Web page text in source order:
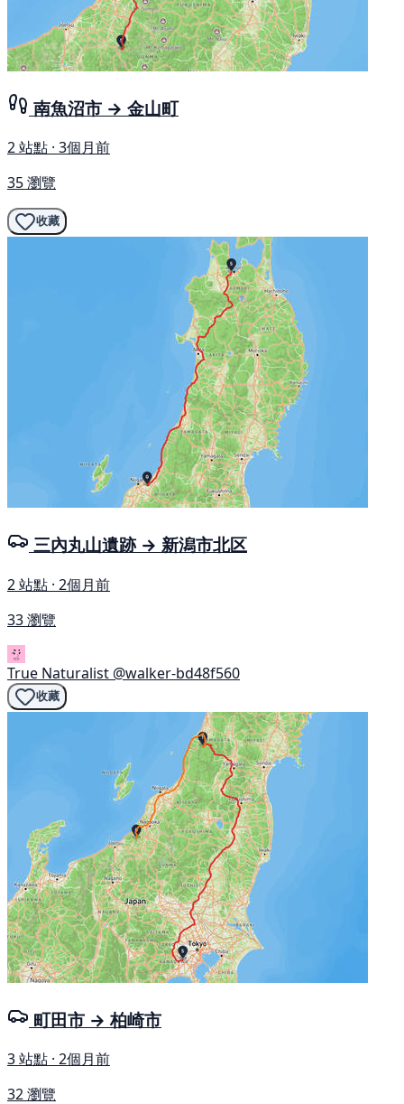
南魚沼市 → 金山町
2 站點 · 3個月前
35 瀏覽
收藏
三內丸山遺跡 → 新潟市北区
2 站點 · 2個月前
33 瀏覽
True Naturalist @walker-bd48f560
收藏
町田市 → 柏崎市
3 站點 · 2個月前
32 瀏覽